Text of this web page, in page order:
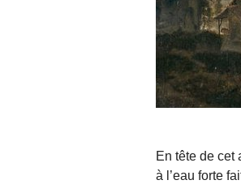
En tête de cet
à l’eau forte